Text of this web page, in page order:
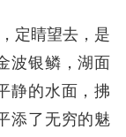
定睛望去，是
波银鳞，湖面
静的水面，拂
添了无穷的魅